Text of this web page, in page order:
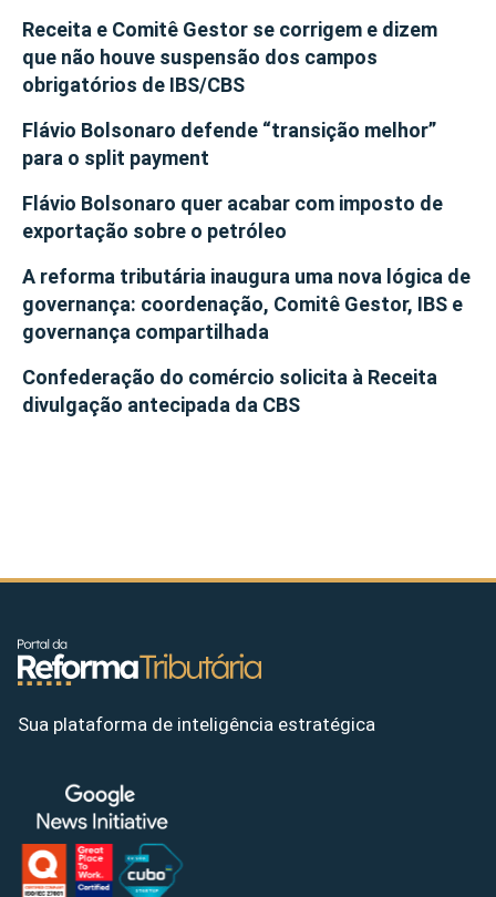
Receita e Comitê Gestor se corrigem e dizem
que não houve suspensão dos campos
obrigatórios de IBS/CBS
Flávio Bolsonaro defende “transição melhor”
para o split payment
Flávio Bolsonaro quer acabar com imposto de
exportação sobre o petróleo
A reforma tributária inaugura uma nova lógica de
governança: coordenação, Comitê Gestor, IBS e
governança compartilhada
Confederação do comércio solicita à Receita
divulgação antecipada da CBS
Sua plataforma de inteligência estratégica